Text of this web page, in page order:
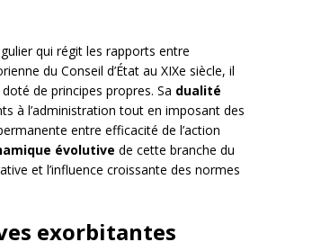
qui régit les rapports entre
du Conseil d’État au XIXe siècle, il
de principes propres. Sa dualité
à l’administration tout en imposant des
entre efficacité de l’action
évolutive de cette branche du
et l’influence croissante des normes
exorbitantes